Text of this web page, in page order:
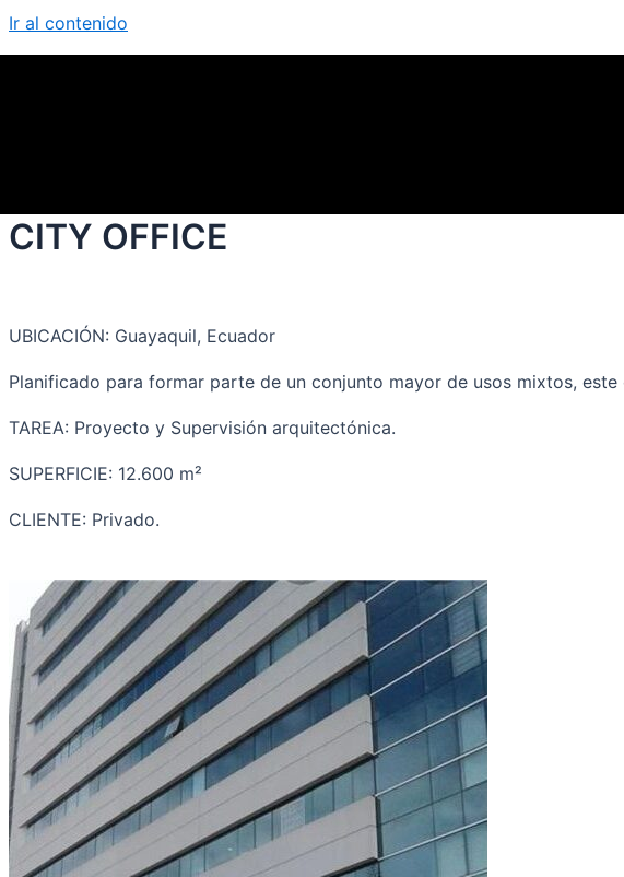
Ir al contenido
CITY OFFICE
UBICACIÓN: Guayaquil, Ecuador
Planificado para formar parte de un conjunto mayor de usos mixtos,
TAREA: Proyecto y Supervisión arquitectónica.
SUPERFICIE: 12.600 m²
CLIENTE: Privado.